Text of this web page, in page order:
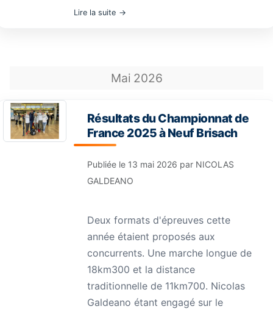
Lire la suite
Mai 2026
Résultats du Championnat de
France 2025 à Neuf Brisach
Publiée le 13 mai 2026 par NICOLAS
GALDEANO
Deux formats d'épreuves cette
année étaient proposés aux
concurrents. Une marche longue de
18km300 et la distance
traditionnelle de 11km700. Nicolas
Galdeano étant engagé sur le